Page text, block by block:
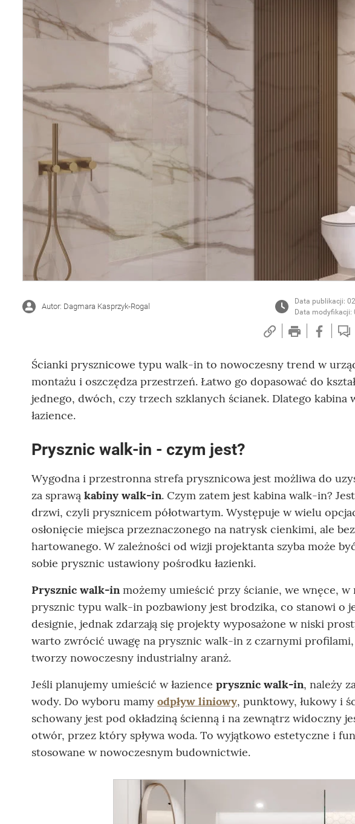
Wellnes
Autor: Dagmara Kasprzyk-Rogal
Data publikacji:
Data modyfikacji:
Ścianki prysznicowe typu walk-in to nowoczesny trend w
montażu i oszczędza przestrzeń. Łatwo go dopasować do
jednego, dwóch, czy trzech szklanych ścianek. Dlatego kabina
łazience.
Prysznic walk-in - czym jest?
Wygodna i przestronna strefa prysznicowa jest możliwa do
za sprawą kabiny walk-in. Czym zatem jest kabina walk-in?
drzwi, czyli prysznicem półotwartym. Występuje w wielu
osłonięcie miejsca przeznaczonego na natrysk cienkimi, ale
hartowanego. W zależności od wizji projektanta szyba może
sobie prysznic ustawiony pośrodku łazienki.
Prysznic walk-inmożemy umieścić przy ścianie, we wnęce, w
prysznic typu walk-in pozbawiony jest brodzika, co stanowi o
designie, jednak zdarzają się projekty wyposażone w niski
warto zwrócić uwagę na prysznic walk-in z czarnymi
tworzy nowoczesny industrialny aranż.
Jeśli planujemy umieścić w łazience prysznic walk-in, należy
wody. Do wyboru mamy odpływ liniowy, punktowy, łukowy i
schowany jest pod okładziną ścienną i na zewnątrz widoczny
otwór, przez który spływa woda. To wyjątkowo estetyczne i
stosowane w nowoczesnym budownictwie.